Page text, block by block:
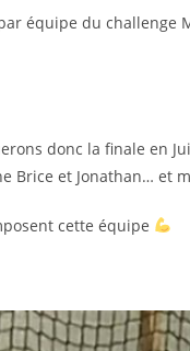
équipe du challenge
donc la finale en
Brice et Jonathan… et
cette équipe